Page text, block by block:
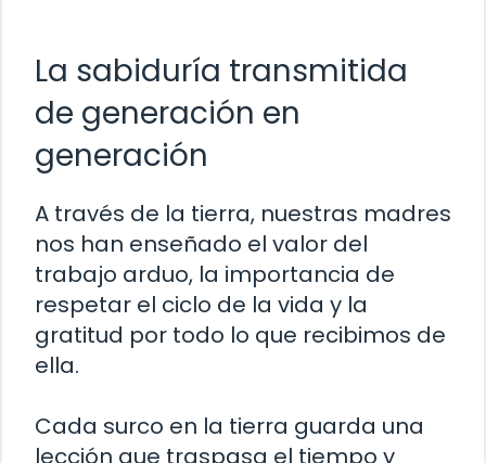
La sabiduría transmitida
de generación en
generación
A través de la tierra, nuestras madres
nos han enseñado el valor del
trabajo arduo, la importancia de
respetar el ciclo de la vida y la
gratitud por todo lo que recibimos de
ella.
Cada surco en la tierra guarda una
lección que traspasa el tiempo y